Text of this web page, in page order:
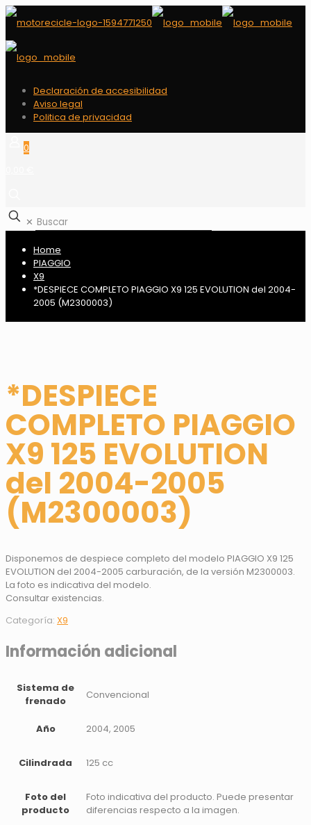
Declaración de accesibilidad
Aviso legal
Politica de privacidad
0
✕
Home
PIAGGIO
X9
*DESPIECE COMPLETO PIAGGIO X9 125 EVOLUTION del 2004-
2005 (M2300003)
*DESPIECE
COMPLETO PIAGGIO
X9 125 EVOLUTION
del 2004-2005
(M2300003)
Disponemos de despiece completo del modelo PIAGGIO X9 125
EVOLUTION del 2004-2005 carburación, de la versión M2300003.
La foto es indicativa del modelo.
Consultar existencias.
Categoría: X9
Información adicional
Sistema de
frenado
Convencional
Año 2004, 2005
Cilindrada 125 cc
Foto del
producto
Foto indicativa del producto. Puede presentar
diferencias respecto a la imagen.